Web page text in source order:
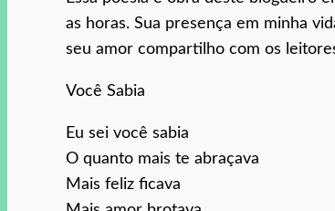
as horas. Sua presença em minha
seu amor compartilho com os
Você Sabia
Eu sei você sabia
O quanto mais te abraçava
Mais feliz ficava